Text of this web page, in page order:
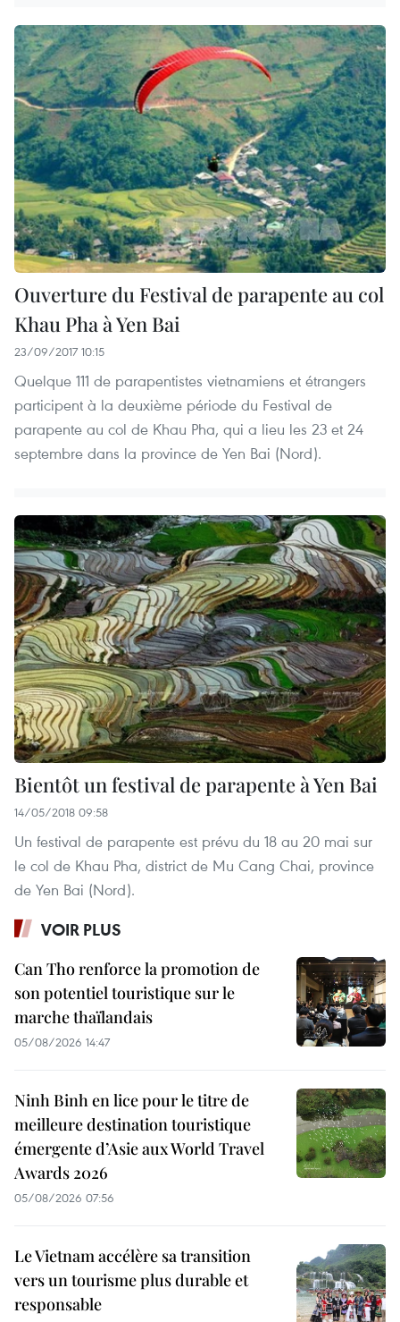
Ouverture du Festival de parapente au col
Khau Pha à Yen Bai
23/09/2017 10:15
Quelque 111 de parapentistes vietnamiens et étrangers
participent à la deuxième période du Festival de
parapente au col de Khau Pha, qui a lieu les 23 et 24
septembre dans la province de Yen Bai (Nord).
Bientôt un festival de parapente à Yen Bai
14/05/2018 09:58
Un festival de parapente est prévu du 18 au 20 mai sur
le col de Khau Pha, district de Mu Cang Chai, province
de Yen Bai (Nord).
VOIR PLUS
Can Tho renforce la promotion de
son potentiel touristique sur le
marche thaïlandais
05/08/2026 14:47
Ninh Binh en lice pour le titre de
meilleure destination touristique
émergente d’Asie aux World Travel
Awards 2026
05/08/2026 07:56
Le Vietnam accélère sa transition
vers un tourisme plus durable et
responsable